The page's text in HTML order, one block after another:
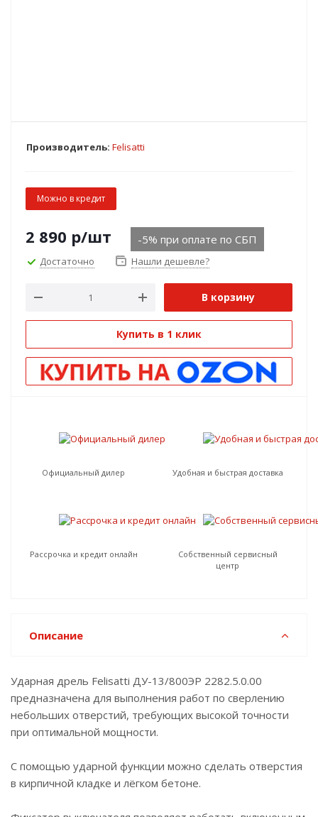
Производитель: Felisatti
Можно в кредит
2 890 р/шт -5% при оплате по СБП
Достаточно Нашли дешевле?
В корзину
Купить в 1 клик
Официальный дилер Удобная и быстрая доставка
Рассрочка и кредит онлайн
Собственный сервисный
центр
Описание
Ударная дрель Felisatti ДУ-13/800ЭР 2282.5.0.00
предназначена для выполнения работ по сверлению
небольших отверстий, требующих высокой точности
при оптимальной мощности.
С помощью ударной функции можно сделать отверстия
в кирпичной кладке и лёгком бетоне.